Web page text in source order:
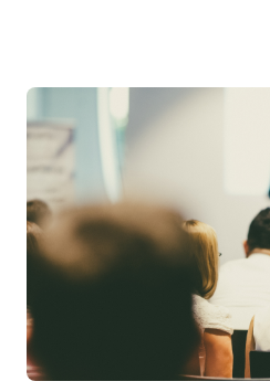
attraverso una piattaforma
anche al racconto di esperienze
particolare, è stata condivisa la
CEO di Vitesy, realtà nata a
costruito un percorso di crescita
innovazione, capacità di
imprenditoriale. Vitesy
come una startup deep tech
competere sui mercati globali,
valorizzando competenze,
dagli ecosistemi
altre imprese possano
simili è una delle sfide che Area
contribuire a raccogliere,